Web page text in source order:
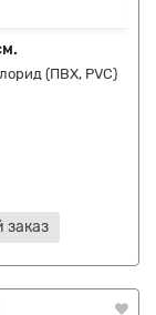
(ПВХ, PVC)
заказ